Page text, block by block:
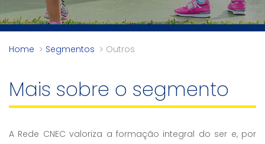
Home Segmentos Outros
Mais sobre o segmento
A Rede CNEC valoriza a formação integral do ser e, por